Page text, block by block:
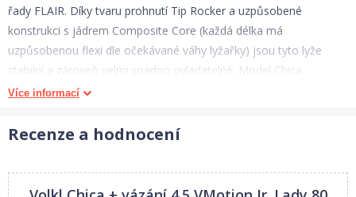
řady FLAIR. Díky tvaru prohnutí Tip Rocker a uzpůsobené
konstrukci s jádrem Composite Core (každá délka má
uzpůsobenou flexi dle očekávané váhy lyžařky) jsou tyto lyže
stabilní a zároveň velmi snadno ovladatelné. Model Chica
VMotion je dodáván s vázáním VMotion Junior. To umožňuje
ohromně zjednodušuje ovládání lyží, tolik důležité pro začínající
různé velikosti bot. Vázání splňuje ta nejpřísnější bezpečnostní
kritéria. Špička využívá technologii Biotech a kluznou podložku
Více informací
Recenze a hodnocení